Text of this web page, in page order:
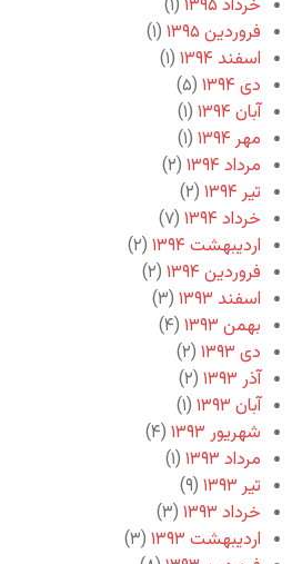
خرداد ۱۳۹۵
(۱)
فروردین ۱۳۹۵
(۱)
اسفند ۱۳۹۴
(۱)
دی ۱۳۹۴
(۵)
آبان ۱۳۹۴
(۱)
مهر ۱۳۹۴
(۱)
مرداد ۱۳۹۴
(۲)
تیر ۱۳۹۴
(۲)
خرداد ۱۳۹۴
(۷)
اردیبهشت ۱۳۹۴
(۲)
فروردین ۱۳۹۴
(۲)
اسفند ۱۳۹۳
(۳)
بهمن ۱۳۹۳
(۴)
دی ۱۳۹۳
(۲)
آذر ۱۳۹۳
(۲)
آبان ۱۳۹۳
(۱)
شهریور ۱۳۹۳
(۴)
مرداد ۱۳۹۳
(۱)
تیر ۱۳۹۳
(۹)
خرداد ۱۳۹۳
(۳)
اردیبهشت ۱۳۹۳
(۳)